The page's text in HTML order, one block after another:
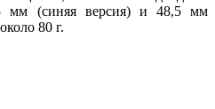
мм (синяя версия) и 48,5 мм
80 г.